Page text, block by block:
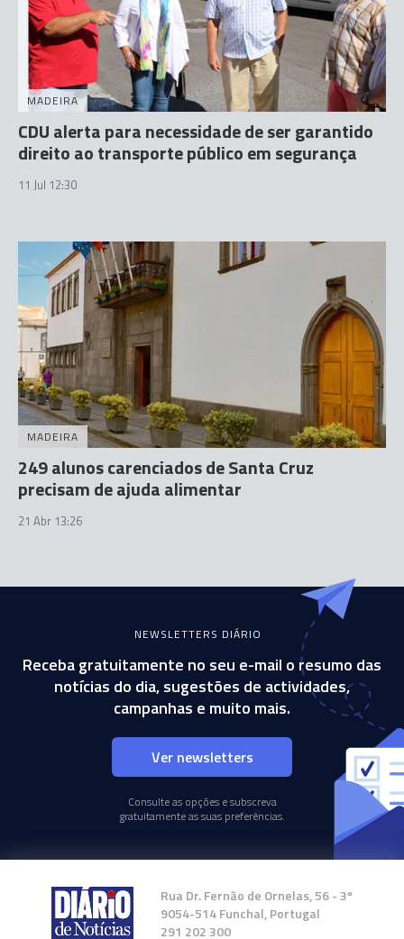
MADEIRA
CDU alerta para necessidade de ser garantido
direito ao transporte público em segurança
11 Jul 12:30
MADEIRA
249 alunos carenciados de Santa Cruz
precisam de ajuda alimentar
21 Abr 13:26
NEWSLETTERS DIÁRIO
Receba gratuitamente no seu e-mail o resumo das
notícias do dia, sugestões de actividades,
campanhas e muito mais.
Ver newsletters
Consulte as opções e subscreva
gratuitamente as suas preferências.
Rua Dr. Fernão de Ornelas, 56 - 3º
9054-514 Funchal, Portugal
291 202 300